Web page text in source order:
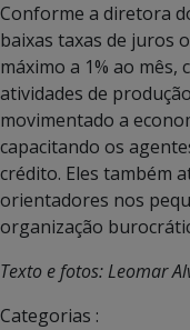
Conforme a diretora
baixas taxas de juros
máximo a 1% ao
atividades de
movimentado a
capacitando os
crédito. Eles também
orientadores nos
organização
Texto e fotos: Leomar
Categorias :